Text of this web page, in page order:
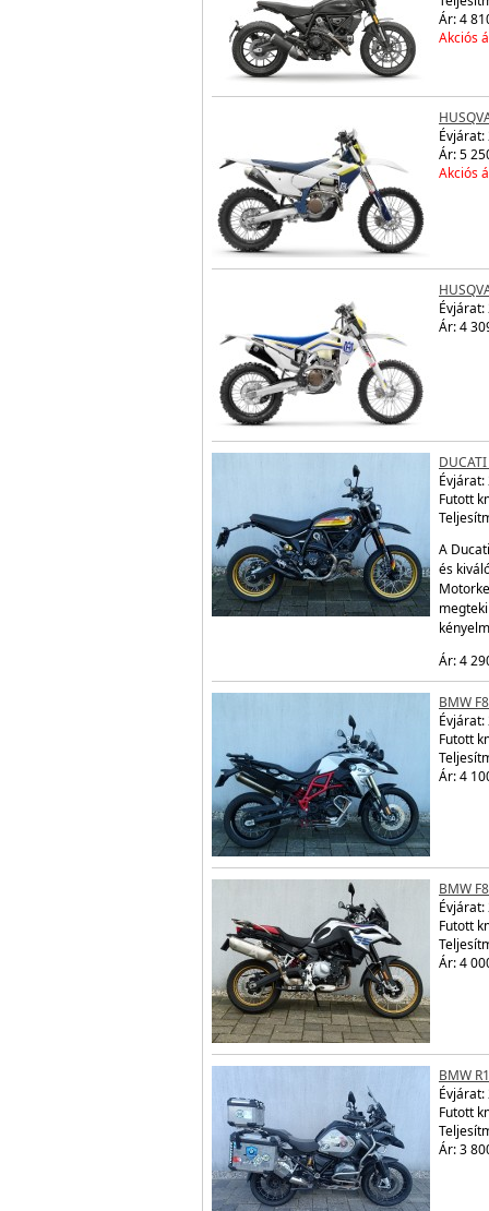
Ár: 4
Akciós
Évjárat:
Ár: 5
Akciós
Évjárat:
Ár: 4
DUCATI
Évjárat:
Futott
A
és
Ár: 4
BMW
Évjárat:
Futott
Ár: 4
BMW
Évjárat:
Futott
Ár: 4
BMW
Évjárat:
Futott
Ár: 3